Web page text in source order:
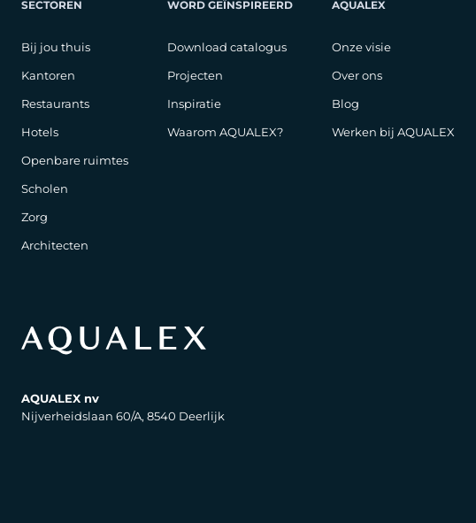
SECTOREN
Bij jou thuis
Kantoren
Restaurants
Hotels
Openbare ruimtes
Scholen
Zorg
Architecten
WORD GEÏNSPIREERD
Download catalogus
Projecten
Inspiratie
Waarom AQUALEX?
AQUALEX
Onze visie
Over ons
Blog
Werken bij AQUALEX
AQUALEX nv
Nijverheidslaan 60/A, 8540 Deerlijk